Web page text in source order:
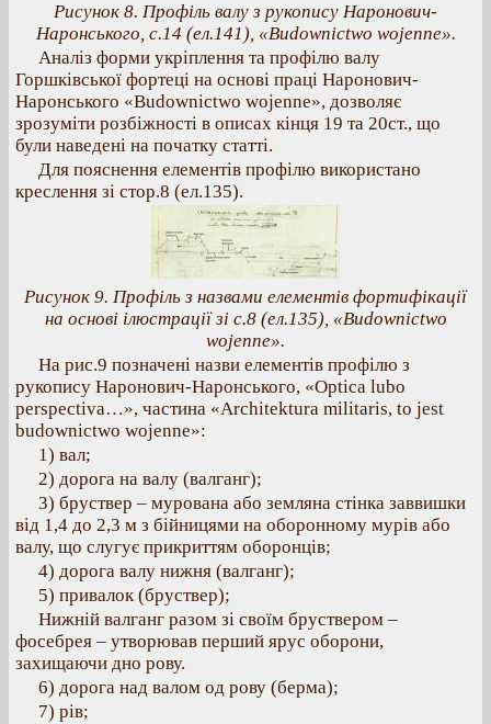
Рисунок 8. Профіль валу з рукопису Наронович-
Наронського, с.14 (ел.141), «Budownictwo wojenne».
Аналіз форми укріплення та профілю валу
Горшківської фортеці на основі праці Наронович-
Наронського «Budownictwo wojenne», дозволяє
зрозуміти розбіжності в описах кінця 19 та 20ст., що
були наведені на початку статті.
Для пояснення елементів профілю використано
креслення зі стор.8 (ел.135).
Рисунок 9. Профіль з назвами елементів фортифікації
на основі ілюстрації зі с.8 (ел.135), «Budownictwo
wojenne».
На рис.9 позначені назви елементів профілю з
рукопису Наронович-Наронського, «Optica lubo
perspectiva…», частина «Architektura militaris, to jest
budownictwo wojenne»:
1) вал;
2) дорога на валу (валганг);
3) бруствер – мурована або земляна стінка заввишки
від 1,4 до 2,3 м з бійницями на оборонному мурів або
валу, що слугує прикриттям оборонців;
4) дорога валу нижня (валганг);
5) привалок (бруствер);
Нижній валганг разом зі своїм бруствером –
фосебрея – утворював перший ярус оборони,
захищаючи дно рову.
6) дорога над валом од рову (берма);
7) рів;